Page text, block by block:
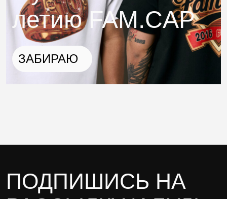
летию FAM.CAP
ЗАБИРАЮ
ПОДПИШИСЬ НА